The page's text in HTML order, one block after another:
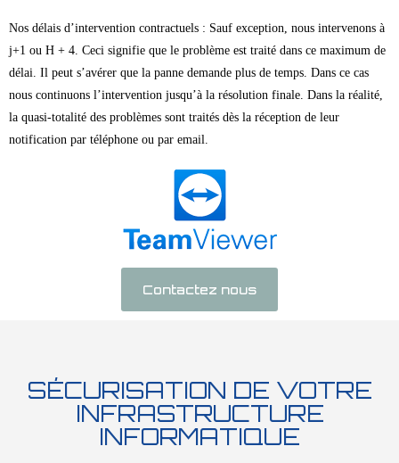
Nos délais d’intervention contractuels : Sauf exception, nous intervenons à
j+1 ou H + 4. Ceci signifie que le problème est traité dans ce maximum de
délai. Il peut s’avérer que la panne demande plus de temps. Dans ce cas
nous continuons l’intervention jusqu’à la résolution finale. Dans la réalité,
la quasi-totalité des problèmes sont traités dès la réception de leur
notification par téléphone ou par email.
Contactez nous
SÉCURISATION DE VOTRE
INFRASTRUCTURE
INFORMATIQUE